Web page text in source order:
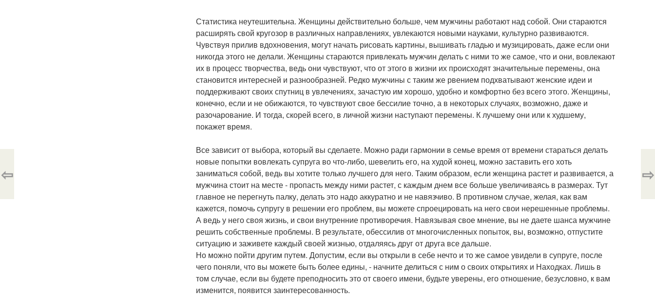
Статистика неутешительна. Женщины действительно больше, чем мужчины работают над собой. Они стараются
расширять свой кругозор в различных направлениях, увлекаются новыми науками, культурно развиваются.
Чувствуя прилив вдохновения, могут начать рисовать картины, вышивать гладью и музицировать, даже если они
никогда этого не делали. Женщины стараются привлекать мужчин делать с ними то же самое, что и они, вовлекают
их в процесс творчества, ведь они чувствуют, что от этого в жизни их происходят значительные перемены, она
становится интересней и разнообразней. Редко мужчины с таким же рвением подхватывают женские идеи и
поддерживают своих спутниц в увлечениях, зачастую им хорошо, удобно и комфортно без всего этого. Женщины,
конечно, если и не обижаются, то чувствуют свое бессилие точно, а в некоторых случаях, возможно, даже и
разочарование. И тогда, скорей всего, в личной жизни наступают перемены. К лучшему они или к худшему,
покажет время.
Все зависит от выбора, который вы сделаете. Можно ради гармонии в семье время от времени стараться делать
новые попытки вовлекать супруга во что-либо, шевелить его, на худой конец, можно заставить его хоть
заниматься собой, ведь вы хотите только лучшего для него. Таким образом, если женщина растет и развивается, а
мужчина стоит на месте - пропасть между ними растет, с каждым днем все больше увеличиваясь в размерах. Тут
главное не перегнуть палку, делать это надо аккуратно и не навязчиво. В противном случае, желая, как вам
кажется, помочь супругу в решении его проблем, вы можете спроецировать на него свои нерешенные проблемы.
А ведь у него своя жизнь, и свои внутренние противоречия. Навязывая свое мнение, вы не даете шанса мужчине
решить собственные проблемы. В результате, обессилив от многочисленных попыток, вы, возможно, отпустите
ситуацию и заживете каждый своей жизнью, отдаляясь друг от друга все дальше.
Но можно пойти другим путем. Допустим, если вы открыли в себе нечто и то же самое увидели в супруге, после
чего поняли, что вы можете быть более едины, - начните делиться с ним о своих открытиях и Находках. Лишь в
том случае, если вы будете преподносить это от своего имени, будьте уверены, его отношение, безусловно, к вам
изменится, появится заинтересованность.
⇦ ⇨